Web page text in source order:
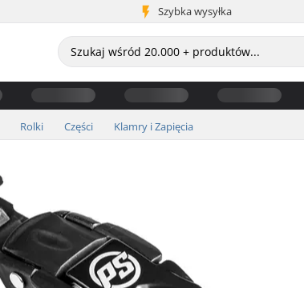
Szybka wysyłka
Rolki Części Klamry i Zapięcia